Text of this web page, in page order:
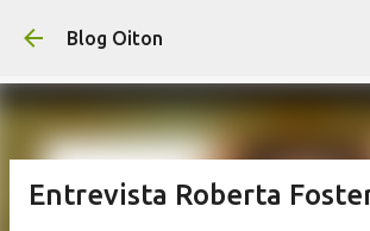
Pular para o conteúdo
Blog Oiton
Entrevista Roberta